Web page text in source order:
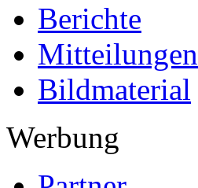
Berichte
Mitteilungen
Bildmaterial
Werbung